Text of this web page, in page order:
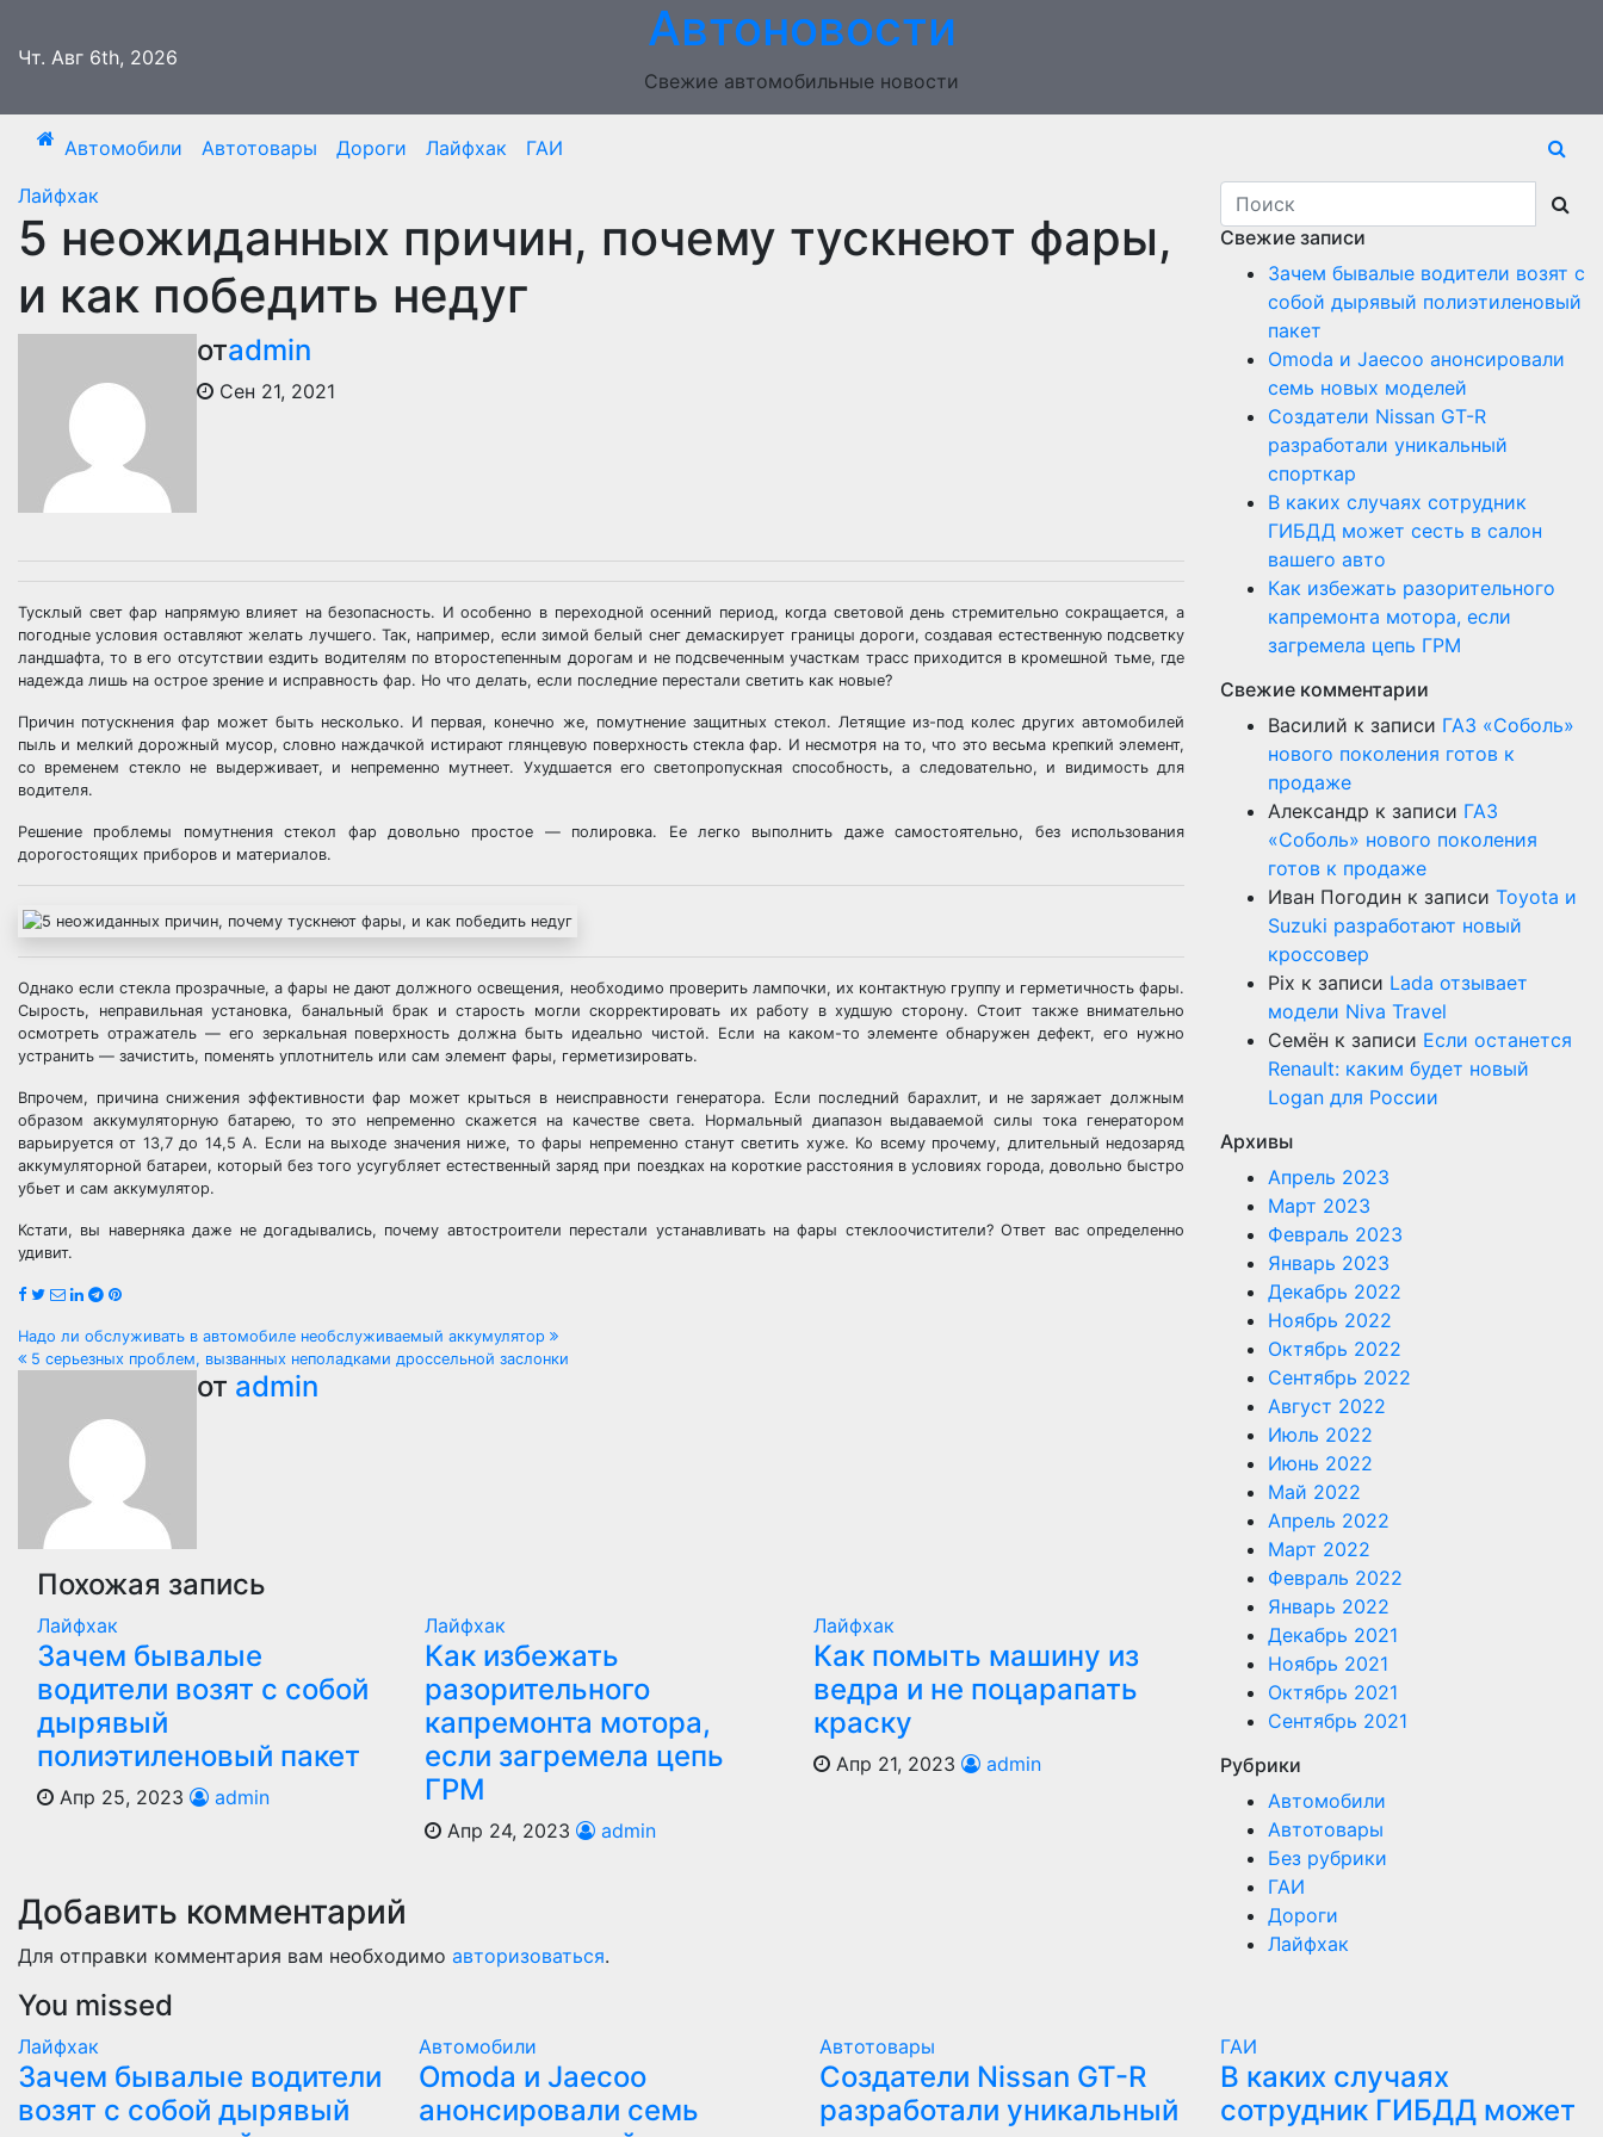
содержимому
Чт. Авг 6th, 2026 Автоновости
Свежие автомобильные новости
Автомобили Автотовары Дороги Лайфхак
ГАИ
Лайфхак
5 неожиданных причин, почему тускнеют фары,
и как победить недуг
отadmin
Сен 21, 2021
Тусклый свет фар напрямую влияет на безопасность. И особенно в переходной осенний период, когда световой день стремительно сокращается, а
погодные условия оставляют желать лучшего. Так, например, если зимой белый снег демаскирует границы дороги, создавая естественную подсветку
ландшафта, то в его отсутствии ездить водителям по второстепенным дорогам и не подсвеченным участкам трасс приходится в кромешной тьме, где
надежда лишь на острое зрение и исправность фар. Но что делать, если последние перестали светить как новые?
Причин потускнения фар может быть несколько. И первая, конечно же, помутнение защитных стекол. Летящие из-под колес других автомобилей
пыль и мелкий дорожный мусор, словно наждачкой истирают глянцевую поверхность стекла фар. И несмотря на то, что это весьма крепкий элемент,
со временем стекло не выдерживает, и непременно мутнеет. Ухудшается его светопропускная способность, а следовательно, и видимость для
водителя.
Решение проблемы помутнения стекол фар довольно простое — полировка. Ее легко выполнить даже самостоятельно, без использования
дорогостоящих приборов и материалов.
Однако если стекла прозрачные, а фары не дают должного освещения, необходимо проверить лампочки, их контактную группу и герметичность фары.
Сырость, неправильная установка, банальный брак и старость могли скорректировать их работу в худшую сторону. Стоит также внимательно
осмотреть отражатель — его зеркальная поверхность должна быть идеально чистой. Если на каком-то элементе обнаружен дефект, его нужно
устранить — зачистить, поменять уплотнитель или сам элемент фары, герметизировать.
Впрочем, причина снижения эффективности фар может крыться в неисправности генератора. Если последний барахлит, и не заряжает должным
образом аккумуляторную батарею, то это непременно скажется на качестве света. Нормальный диапазон выдаваемой силы тока генератором
варьируется от 13,7 до 14,5 А. Если на выходе значения ниже, то фары непременно станут светить хуже. Ко всему прочему, длительный недозаряд
аккумуляторной батареи, который без того усугубляет естественный заряд при поездках на короткие расстояния в условиях города, довольно быстро
убьет и сам аккумулятор.
Кстати, вы наверняка даже не догадывались, почему автостроители перестали устанавливать на фары стеклоочистители? Ответ вас определенно
удивит.
Навигация
записям
Надо ли обслуживать в автомобиле необслуживаемый аккумулятор
5 серьезных проблем, вызванных неполадками дроссельной заслонки
от admin
Похожая запись
Лайфхак
Зачем бывалые
водители возят с собой
дырявый
полиэтиленовый пакет
Апр 25, 2023 admin
Лайфхак
Как избежать
разорительного
капремонта мотора,
если загремела цепь
ГРМ
Апр 24, 2023 admin
Лайфхак
Как помыть машину из
ведра и не поцарапать
краску
Апр 21, 2023 admin
Добавить комментарий
Для отправки комментария вам необходимо авторизоваться.
Свежие записи
Зачем бывалые водители возят с
собой дырявый полиэтиленовый
пакет
Оmoda и Jaecoo анонсировали
семь новых моделей
Создатели Nissan GT-R
разработали уникальный
спорткар
В каких случаях сотрудник
ГИБДД может сесть в салон
вашего авто
Как избежать разорительного
капремонта мотора, если
загремела цепь ГРМ
Свежие комментарии
Василий к записи ГАЗ «Соболь»
нового поколения готов к
продаже
Александр к записи ГАЗ
«Соболь» нового поколения
готов к продаже
Иван Погодин к записи Toyota и
Suzuki разработают новый
кроссовер
Pix к записи Lada отзывает
модели Niva Travel
Семён к записи Если останется
Renault: каким будет новый
Logan для России
Архивы
Апрель 2023
Март 2023
Февраль 2023
Январь 2023
Декабрь 2022
Ноябрь 2022
Октябрь 2022
Сентябрь 2022
Август 2022
Июль 2022
Июнь 2022
Май 2022
Апрель 2022
Март 2022
Февраль 2022
Январь 2022
Декабрь 2021
Ноябрь 2021
Октябрь 2021
Сентябрь 2021
Рубрики
Автомобили
Автотовары
Без рубрики
ГАИ
Дороги
Лайфхак
You missed
Лайфхак
Зачем бывалые водители
возят с собой дырявый
Автомобили
Оmoda и Jaecoo
анонсировали семь
Автотовары
Создатели Nissan GT-R
разработали уникальный
ГАИ
В каких случаях
сотрудник ГИБДД может